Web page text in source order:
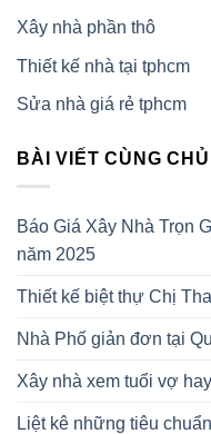
Xây nhà phần thô
Thiết kế nhà tại tphcm
Sửa nhà giá rẻ tphcm
BÀI VIẾT CÙNG
Báo Giá Xây Nhà Trọn
năm 2025
Thiết kế biệt thự Chị
Nhà Phố giản đơn tại
Xây nhà xem tuổi vợ
Liệt kê những tiêu